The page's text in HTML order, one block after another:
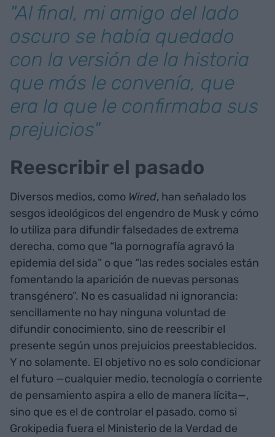
"Al final, mi amigo del lado
oscuro se había quedado
con la versión de la historia
que más le convenía, que
era la que le confirmaba sus
prejuicios"
Reescribir el pasado
Diversos medios, como Wired, han señalado los
sesgos ideológicos del engendro de Musk y cómo
lo utiliza para difundir falsedades de extrema
derecha, como que “la pornografía agravó la
epidemia del sida” o que “las redes sociales están
fomentando la aparición de nuevas personas
transgénero”. No es casualidad ni ignorancia:
sencillamente no hay ninguna voluntad de
difundir conocimiento, sino de reescribir el
presente según unos prejuicios preestablecidos.
Y no solamente. El objetivo no es solo condicionar
el futuro —cualquier medio, tecnología o corriente
de pensamiento aspira a ello de manera lícita—,
sino que es el de controlar el pasado, como si
Grokipedia fuera el Ministerio de la Verdad de